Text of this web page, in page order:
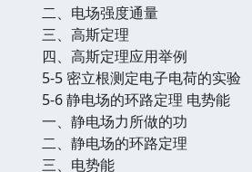
二、电场强度通量
三、高斯定理
四、高斯定理应用举例
5-5 密立根测定电子电荷的实验
5-6 静电场的环路定理 电势能
一、静电场力所做的功
二、静电场的环路定理
三、电势能